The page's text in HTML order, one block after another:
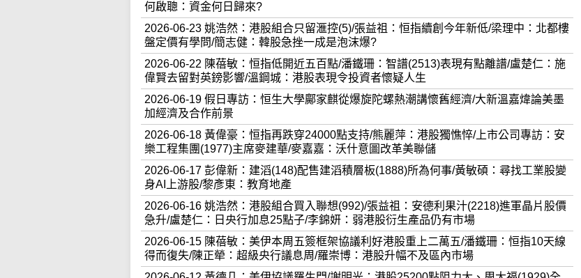
何啟聰：資金何日歸來?
2026-06-23 姚浩然：港股組合只留滙控(5)/張益祖：恒指續創今年新低/梁理中：北都樓
盤定價有學問/簡志健：韓股急挫一成是泡沫爆?
2026-06-22 陳蓓敏：恒指低開近五百點/潘鐵珊：智譜(2513)表現有點離譜/盧楚仁：施
偉賢去留對英鎊影響/溫鋼城：港股表現令投資者懷疑人生
2026-06-19 假日專訪：恒生大學鄺家麒從爆旋陀螺熱潮講懷舊經濟/大新溫嘉煒論美墨
加經濟及合作前景
2026-06-18 黃偉豪：恒指再跌穿24000點支持/熊麗萍：港股獨憔悴/上市公司專訪：安
樂工程集團(1977)主席麥建華/麥嘉嘉：沃什意圖改革美聯儲
2026-06-17 彭偉新：建滔(148)配售建滔積層板(1888)所為何事/黃敏碩：尋找工業股變
身AI上游股/黎彥東：教育地產
2026-06-16 姚浩然：港股組合買入聯想(992)/張益祖：安德利果汁(2218)進軍晶片股價
急升/盧楚仁：日央行加息25點子/李錦妍：弱港股衍生產品仍有市場
2026-06-15 陳蓓敏：美伊本周五簽框架協議利好港股重上二萬五/潘鐵珊：恒指10天線
得而復失/陳正犖：超級央行議息周/羅崇博：港股升幅不及區內市場